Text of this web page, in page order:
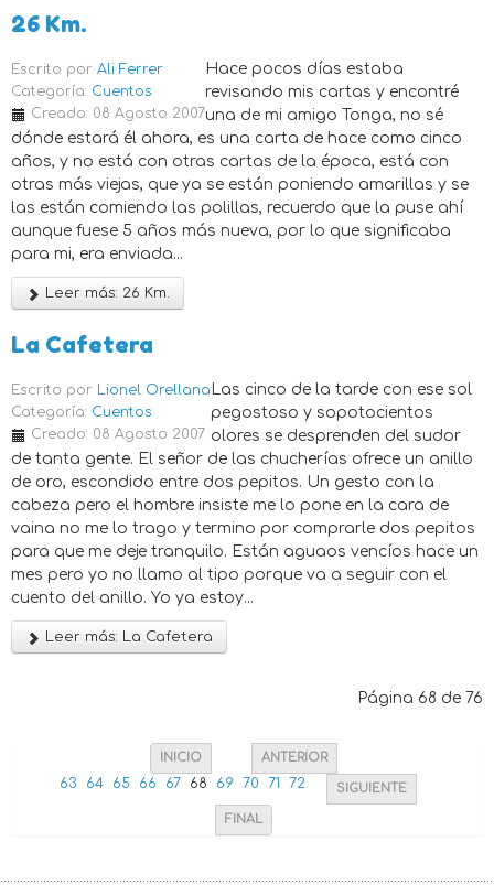
26 Km.
Escrito por Ali Ferrer
Categoría: Cuentos
Creado: 08 Agosto 2007
Hace pocos días estaba
revisando mis cartas y encontré
una de mi amigo Tonga, no sé
dónde estará él ahora, es una carta de hace como cinco
años, y no está con otras cartas de la época, está con
otras más viejas, que ya se están poniendo amarillas y se
las están comiendo las polillas, recuerdo que la puse ahí
aunque fuese 5 años más nueva, por lo que significaba
para mi, era enviada...
Leer más: 26 Km.
La Cafetera
Escrito por Lionel Orellana
Categoría: Cuentos
Creado: 08 Agosto 2007
Las cinco de la tarde con ese sol
pegostoso y sopotocientos
olores se desprenden del sudor
de tanta gente. El señor de las chucherías ofrece un anillo
de oro, escondido entre dos pepitos. Un gesto con la
cabeza pero el hombre insiste me lo pone en la cara de
vaina no me lo trago y termino por comprarle dos pepitos
para que me deje tranquilo. Están aguaos vencíos hace un
mes pero yo no llamo al tipo porque va a seguir con el
cuento del anillo. Yo ya estoy...
Leer más: La Cafetera
Página 68 de 76
INICIO ANTERIOR
63 64 65 66 67 68 69 70 71 72 SIGUIENTE
FINAL